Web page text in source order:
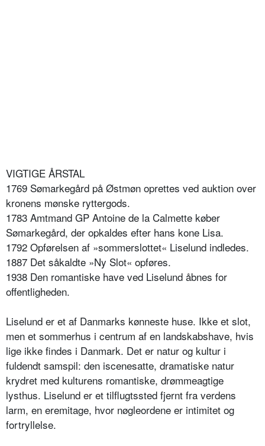
VIGTIGE ÅRSTAL
1769 Sømarkegård på Østmøn oprettes ved auktion over
kronens mønske ryttergods.
1783 Amtmand GP Antoine de la Calmette køber
Sømarkegård, der opkaldes efter hans kone Lisa.
1792 Opførelsen af »sommerslottet« Liselund indledes.
1887 Det såkaldte »Ny Slot« opføres.
1938 Den romantiske have ved Liselund åbnes for
offentligheden.
Liselund er et af Danmarks kønneste huse. Ikke et slot,
men et sommerhus i centrum af en landskabshave, hvis
lige ikke findes i Danmark. Det er natur og kultur i
fuldendt samspil: den iscenesatte, dramatiske natur
krydret med kulturens romantiske, drømmeagtige
lysthus. Liselund er et tilflugtssted fjernt fra verdens
larm, en eremitage, hvor nøgleordene er intimitet og
fortryllelse.